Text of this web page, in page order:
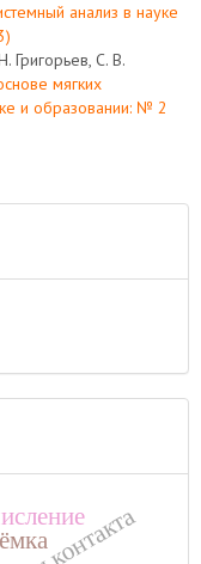
анализ в науке
Григорьев, С. В.
мягких
и образовании: № 2